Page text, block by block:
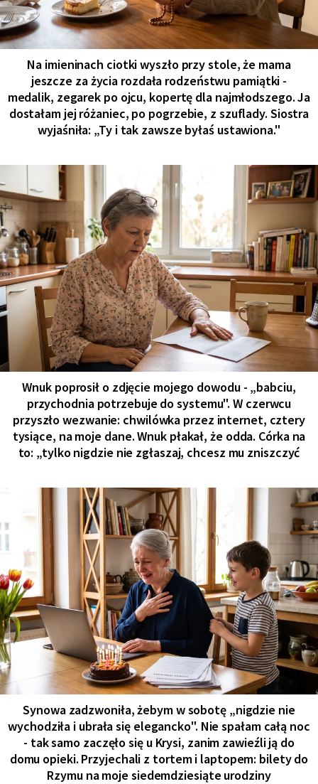
Na imieninach ciotki wyszło przy stole, że mama
jeszcze za życia rozdała rodzeństwu pamiątki -
medalik, zegarek po ojcu, kopertę dla najmłodszego. Ja
dostałam jej różaniec, po pogrzebie, z szuflady. Siostra
wyjaśniła: „Ty i tak zawsze byłaś ustawiona."
Wnuk poprosił o zdjęcie mojego dowodu - „babciu,
przychodnia potrzebuje do systemu". W czerwcu
przyszło wezwanie: chwilówka przez internet, cztery
tysiące, na moje dane. Wnuk płakał, że odda. Córka na
to: „tylko nigdzie nie zgłaszaj, chcesz mu zniszczyć
Synowa zadzwoniła, żebym w sobotę „nigdzie nie
wychodziła i ubrała się elegancko". Nie spałam całą noc
- tak samo zaczęło się u Krysi, zanim zawieźli ją do
domu opieki. Przyjechali z tortem i laptopem: bilety do
Rzymu na moje siedemdziesiąte urodziny